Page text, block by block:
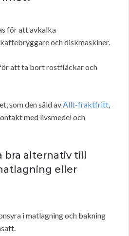
för att avkalka
och diskmaskiner.
att ta bort rostfläckar och
som den såld avAllt-fraktfritt,
med livsmedel och
bra alternativ till
eller
i matlagning och bakning